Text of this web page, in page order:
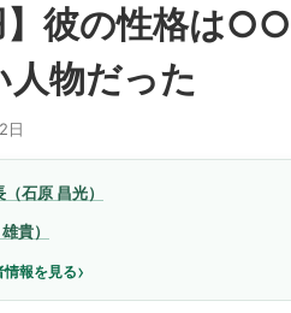
】彼の性格は
物だった
日
石原 昌光）
貴）
報を見る›